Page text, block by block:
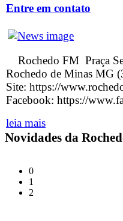
Entre em contato
Rochedo FM Praça
Rochedo de Minas MG
Site: https://
Facebook: https://
leia mais
Novidades da
0
1
2